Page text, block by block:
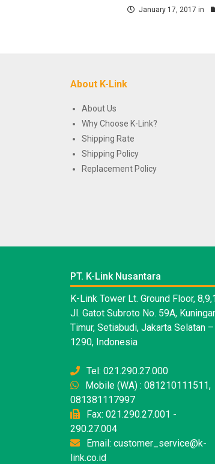
January 17, 2017 in
About K-Link
About Us
Why Choose K-Link?
Shipping Rate
Shipping Policy
Replacement Policy
PT. K-Link Nusantara
K-Link Tower Lt. Ground Floor,
Jl. Gatot Subroto No. 59A,
Timur, Setiabudi, Jakarta Selatan –
1290, Indonesia
Tel: 021.290.27.000
Mobile (WA) : 081210111511,
081381117997
Fax: 021.290.27.001 -
290.27.004
Email: customer_service@k-
link.co.id